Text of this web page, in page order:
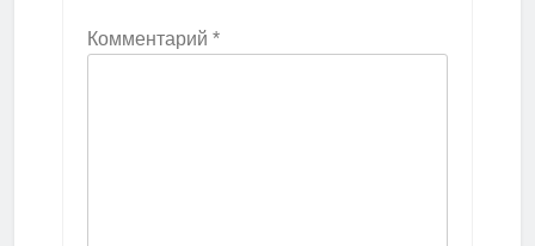
Комментарий *